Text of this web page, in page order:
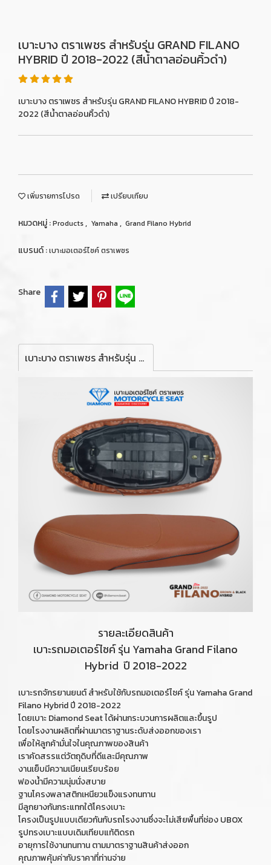
เบาะบาง ตราเพชร สำหรับรุ่น GRAND FILANO
HYBRID ปี 2018-2022 (สีน้ำตาลอ่อนคิ้วดำ)
เบาะบาง ตราเพชร สำหรับรุ่น GRAND FILANO HYBRID ปี 2018-
2022 (สีน้ำตาลอ่อนคิ้วดำ)
เพิ่มรายการโปรด เปรียบเทียบ
หมวดหมู่ :Products, Yamaha , Grand Filano Hybrid
แบรนด์ :เบาะมอเตอร์ไซค์ ตราเพชร
Share
เบาะบาง ตราเพชร สำหรับรุ่น GRAND FILANO HYBRID ปี 2018-2022 (สีน้ำตาลอ่อนคิ้วดำ)
รายละเอียดสินค้า
เบาะรถมอเตอร์ไซค์ รุ่น Yamaha Grand Filano
Hybrid ปี 2018-2022
เบาะรถจักรยานยนต์ สำหรับใช้กับรถมอเตอร์ไซค์ รุ่น Yamaha Grand
Filano Hybrid ปี 2018-2022
โดยเบาะ Diamond Seat ได้ผ่านกระบวนการผลิตและขึ้นรูป
โดยโรงงานผลิตที่ผ่านมาตราฐานระดับส่งออกของเรา
เพื่อให้ลูกค้ามั่นใจในคุณภาพของสินค้า
เราคัดสรรแต่วัตถุดิบที่ดีและมีคุณภาพ
งานเย็บมีความเนียนเรียบร้อย
ฟองน้ำมีความนุ่มนั่งสบาย
ฐานโครงพลาสติกเหนียวแข็งแรงทนทาน
มีลูกยางกันกระแทกใต้โครงเบาะ
โครงเป็นรูปแบบเดียวกันกับรถโรงงานซึ่งจะไม่เสียพื้นที่ช่อง UBOX
รูปทรงเบาะแบบเดิมเทียบแท้ติดรถ
อายุการใช้งานทนทาน ตามมาตราฐานสินค้าส่งออก
คุณภาพคุ้มค่ากับราคาที่ท่านจ่าย